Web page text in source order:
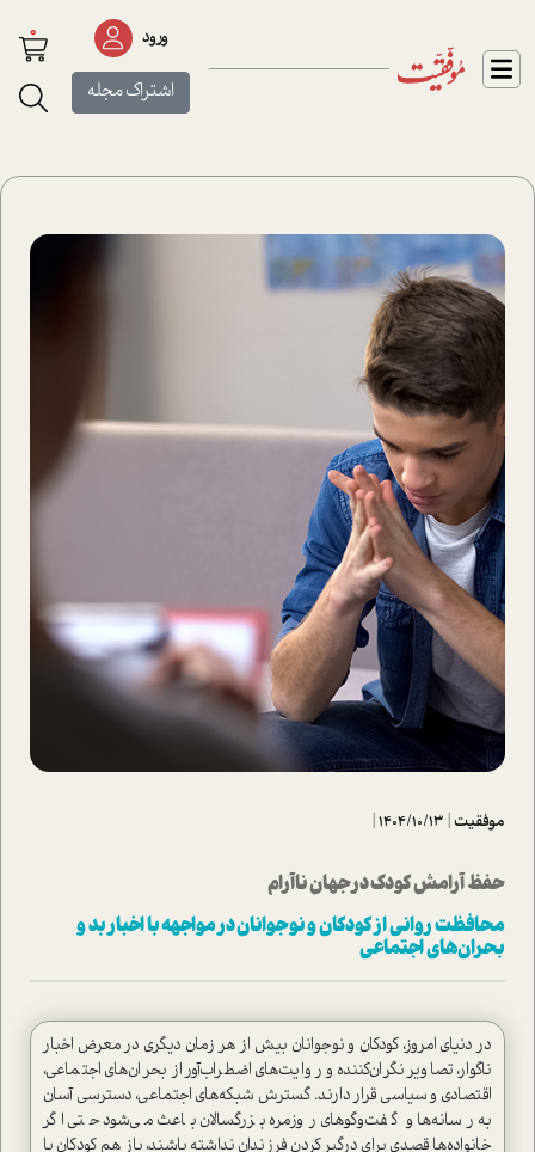
ورود
اشتراک مجله
0
موفقیت|
1404/10/13
|
حفظ آرامش کودک در جهان ناآرام
محافظت روانی از کودکان و نوجوانان در مواجهه با اخبار بد و
بحران‌های اجتماعی
در دنیای امروز، کودکان و نوجوانان بیش از هر زمان دیگری در معرض اخبار
ناگوار، تصاویر نگران‌کننده و روایت‌های اضطراب‌آور از بحران‌های اجتماعی،
اقتصادی و سیاسی قرار دارند. گسترش شبکه‌های اجتماعی، دسترسی آسان
به رسانه‌ها و گفت‌وگوهای روزمره بزرگسالان باعث می‌شود حتی اگر
خانواده‌ها قصدی برای درگیر کردن فرزندان نداشته باشند، باز هم کودکان با